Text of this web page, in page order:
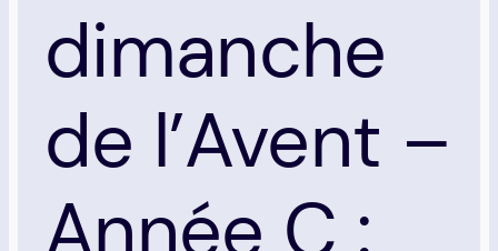
dimanche
de l’Avent –
Année C :